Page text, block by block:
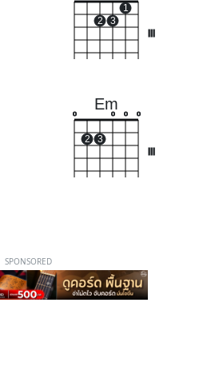
2 3
1
Em
o
2 3
o o o
SPONSORED